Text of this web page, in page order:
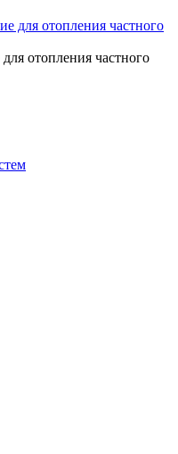
отопления частного